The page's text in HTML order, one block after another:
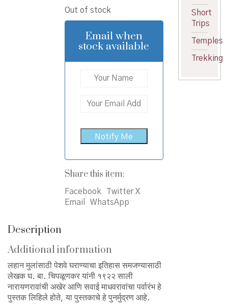
was:
₹100.00.
is:
₹85.00.
Out of stock
Email when
stock available
Share this item:
Facebook
Twitter X
Email
WhatsApp
Description
Additional information
लहान मुलांसाठी पेशवे घराण्याचा इतिहास समजण्यासाठी
लेखक घ. बा. चिपळूणकर यांनी १९२२ साली
नारायणरावांची अखेर आणि सवाई माधवरावांचा पर्वारंभ हे
पुस्तक लिहिले होते, या पुस्तकाचे हे पुनर्मुद्रण आहे.
Short
Trips
Temples
Trekking